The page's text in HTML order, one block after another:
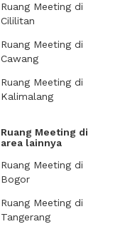
Ruang Meeting di
Cililitan
Ruang Meeting di
Cawang
Ruang Meeting di
Kalimalang
Ruang Meeting di
area lainnya
Ruang Meeting di
Bogor
Ruang Meeting di
Tangerang